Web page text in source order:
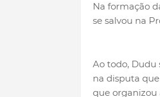
Na formação
se salvou na
Ao todo, Dudu
na disputa
que organizou